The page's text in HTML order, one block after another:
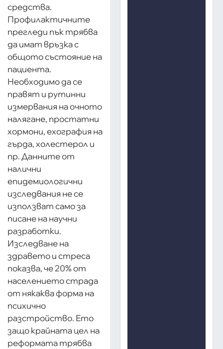
средства.
Профилактичните
прегледи пък трябва
да имат връзка с
общото състояние на
пациента.
Необходимо да се
правят и рутинни
измервания на очното
налягане, простатни
хормони, ехография на
гърда, холестерол и
пр. Данните от
налични
епидемиологични
изследвания не се
използват само за
писане на научни
разработки.
Изследване на
здравето и стреса
показва, че 20% от
населението страда
от някаква форма на
психично
разстройство. Ето
защо крайната цел на
реформата трябва